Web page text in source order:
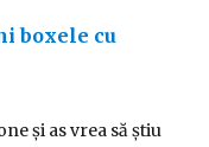
boxele cu
și as vrea să știu